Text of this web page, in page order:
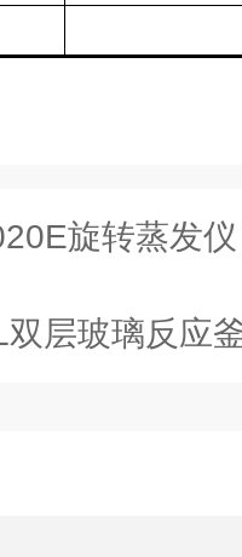
旋转蒸发仪
双层玻璃反应